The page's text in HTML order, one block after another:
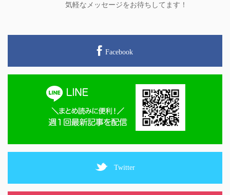
気軽なメッセージをお待ちしてます！
Facebook
Twitter